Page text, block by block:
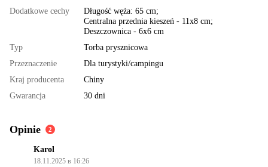
Dodatkowe cechy
Długość węża: 65 cm;
Centralna przednia kieszeń - 11x8 cm;
Deszczownica - 6x6 cm
Typ
Torba prysznicowa
Przeznaczenie
Dla turystyki/campingu
Kraj producenta
Chiny
Gwarancja
30 dni
Opinie 2
Karol
18.11.2025 в 16:26